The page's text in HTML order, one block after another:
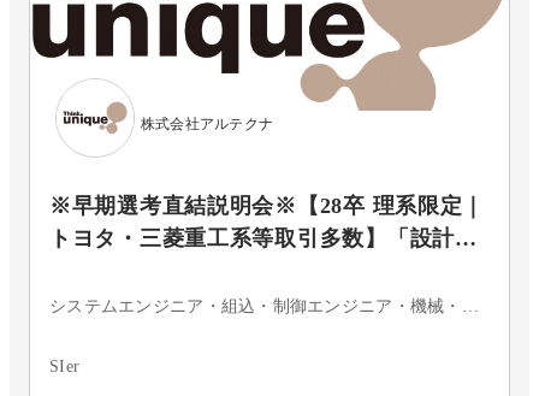
株式会社アルテクナ
※早期選考直結説明会※【28卒 理系限定｜
トヨタ・三菱重工系等取引多数】「設計・
修×残業少なめ×賞与最大年3回
SIer